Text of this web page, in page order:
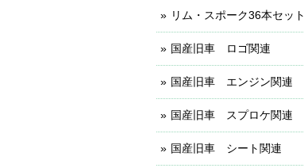
リム・スポーク36本セット
国産旧車 ロゴ関連
国産旧車 エンジン関連
国産旧車 スプロケ関連
国産旧車 シート関連